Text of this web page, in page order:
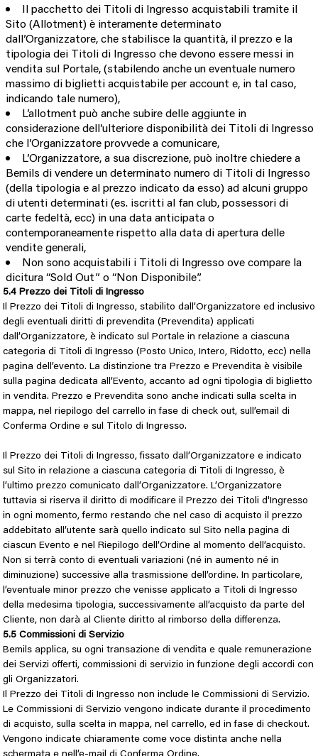
Il pacchetto dei Titoli di Ingresso acquistabili tramite il
Sito (Allotment) è interamente determinato
dall’Organizzatore, che stabilisce la quantità, il prezzo e la
tipologia dei Titoli di Ingresso che devono essere messi in
vendita sul Portale, (stabilendo anche un eventuale numero
massimo di biglietti acquistabile per account e, in tal caso,
indicando tale numero),
L’allotment può anche subire delle aggiunte in
considerazione dell’ulteriore disponibilità dei Titoli di Ingresso
che l’Organizzatore provvede a comunicare,
L’Organizzatore, a sua discrezione, può inoltre chiedere a
Bemils di vendere un determinato numero di Titoli di Ingresso
(della tipologia e al prezzo indicato da esso) ad alcuni gruppo
di utenti determinati (es. iscritti al fan club, possessori di
carte fedeltà, ecc) in una data anticipata o
contemporaneamente rispetto alla data di apertura delle
vendite generali,
Non sono acquistabili i Titoli di Ingresso ove compare la
dicitura “Sold Out” o “Non Disponibile”.
5.4 Prezzo dei Titoli di Ingresso
Il Prezzo dei Titoli di Ingresso, stabilito dall’Organizzatore ed inclusivo
degli eventuali diritti di prevendita (Prevendita) applicati
dall’Organizzatore, è indicato sul Portale in relazione a ciascuna
categoria di Titoli di Ingresso (Posto Unico, Intero, Ridotto, ecc) nella
pagina dell’evento. La distinzione tra Prezzo e Prevendita è visibile
sulla pagina dedicata all’Evento, accanto ad ogni tipologia di biglietto
in vendita. Prezzo e Prevendita sono anche indicati sulla scelta in
mappa, nel riepilogo del carrello in fase di check out, sull’email di
Conferma Ordine e sul Titolo di Ingresso.
Il Prezzo dei Titoli di Ingresso, fissato dall’Organizzatore e indicato
sul Sito in relazione a ciascuna categoria di Titoli di Ingresso, è
l’ultimo prezzo comunicato dall’Organizzatore. L’Organizzatore
tuttavia si riserva il diritto di modificare il Prezzo dei Titoli d'Ingresso
in ogni momento, fermo restando che nel caso di acquisto il prezzo
addebitato all’utente sarà quello indicato sul Sito nella pagina di
ciascun Evento e nel Riepilogo dell’Ordine al momento dell’acquisto.
Non si terrà conto di eventuali variazioni (né in aumento né in
diminuzione) successive alla trasmissione dell’ordine. In particolare,
l’eventuale minor prezzo che venisse applicato a Titoli di Ingresso
della medesima tipologia, successivamente all’acquisto da parte del
Cliente, non darà al Cliente diritto al rimborso della differenza.
5.5 Commissioni di Servizio
Bemils applica, su ogni transazione di vendita e quale remunerazione
dei Servizi offerti, commissioni di servizio in funzione degli accordi con
gli Organizzatori.
Il Prezzo dei Titoli di Ingresso non include le Commissioni di Servizio.
Le Commissioni di Servizio vengono indicate durante il procedimento
di acquisto, sulla scelta in mappa, nel carrello, ed in fase di checkout.
Vengono indicate chiaramente come voce distinta anche nella
schermata e nell’e-mail di Conferma Ordine.